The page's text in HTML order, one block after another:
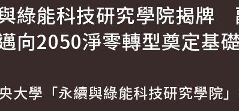
綠能科技研究學院揭牌
向2050淨零轉型奠定基礎
大學「永續與綠能科技研究學院